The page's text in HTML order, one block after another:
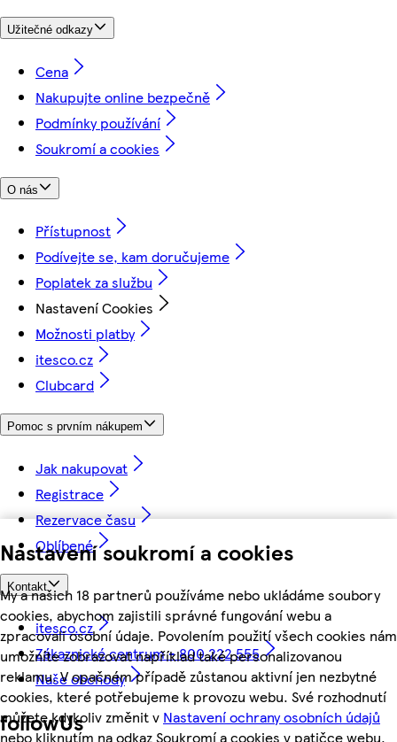
Nastavení soukromí a cookies
My a našich 18 partnerů používáme nebo ukládáme soubory
cookies, abychom zajistili správné fungování webu a
zpracovali osobní údaje. Povolením použití všech cookies nám
umožníte zobrazovat například také personalizovanou
reklamu. V opačném případě zůstanou aktivní jen nezbytné
cookies, které potřebujeme k provozu webu. Své rozhodnutí
můžete kdykoliv změnit v Nastavení ochrany osobních údajů
nebo kliknutím na odkaz Soukromí a cookies v patičce webu.
Užitečné odkazy
Cena
Nakupujte online bezpečně
Podmínky používání
Soukromí a cookies
O nás
Přístupnost
Podívejte se, kam doručujeme
Poplatek za službu
Nastavení Cookies
Možnosti platby
itesco.cz
Clubcard
Pomoc s prvním nákupem
Jak nakupovat
Registrace
Rezervace času
Oblíbené
Kontakt
itesco.cz
Zákaznické centrum - 800 222 555
Naše obchody
followUs